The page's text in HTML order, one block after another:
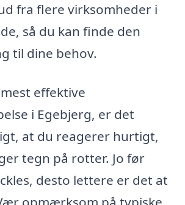
fra flere virksomheder i
så du kan finde den
til dine behov.
effektive
i Egebjerg, er det
at du reagerer hurtigt,
tegn på rotter. Jo før
desto lettere er det at